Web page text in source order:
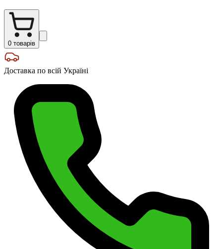
0 товарів
Доставка по всій Україні